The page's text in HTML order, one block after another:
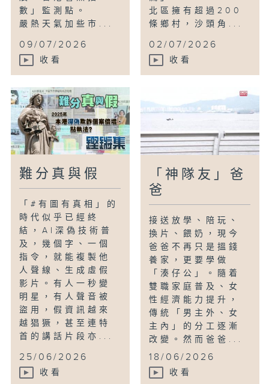
數」監測點。
嚴熱天氣加些市...
09/07/2026
收看
北區擁有超過200
條鄉村，沙頭角...
02/07/2026
收看
難分真與假
「#有圖有真相」的
時代似乎已經終
結，AI深偽技術普
及，幾個字、一個
指令，就能複製他
人聲線、生成虛假
影片。有人一秒變
明星，有人聲音被
盜用，假資訊越來
越猖獗，甚至連特
首的講話片段亦...
25/06/2026
收看
「神隊友」爸
爸
接送放學、陪玩、
換片、餵奶，現今
爸爸不再只是搵錢
養家，更要學做
「湊仔公」。隨着
雙職家庭普及、女
性經濟能力提升，
傳統「男主外、女
主內」的分工逐漸
改變。然而爸爸...
18/06/2026
收看